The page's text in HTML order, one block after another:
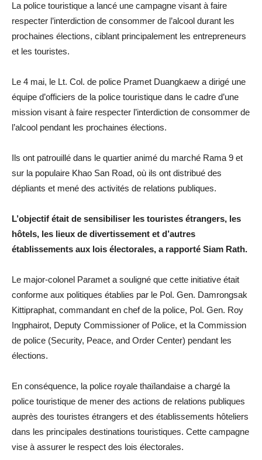
La police touristique a lancé une campagne visant à faire
respecter l’interdiction de consommer de l’alcool durant les
prochaines élections, ciblant principalement les entrepreneurs
et les touristes.
Le 4 mai, le Lt. Col. de police Pramet Duangkaew a dirigé une
équipe d’officiers de la police touristique dans le cadre d’une
mission visant à faire respecter l’interdiction de consommer de
l’alcool pendant les prochaines élections.
Ils ont patrouillé dans le quartier animé du marché Rama 9 et
sur la populaire Khao San Road, où ils ont distribué des
dépliants et mené des activités de relations publiques.
L’objectif était de sensibiliser les touristes étrangers, les
hôtels, les lieux de divertissement et d’autres
établissements aux lois électorales, a rapporté Siam Rath.
Le major-colonel Paramet a souligné que cette initiative était
conforme aux politiques établies par le Pol. Gen. Damrongsak
Kittipraphat, commandant en chef de la police, Pol. Gen. Roy
Ingphairot, Deputy Commissioner of Police, et la Commission
de police (Security, Peace, and Order Center) pendant les
élections.
En conséquence, la police royale thaïlandaise a chargé la
police touristique de mener des actions de relations publiques
auprès des touristes étrangers et des établissements hôteliers
dans les principales destinations touristiques. Cette campagne
vise à assurer le respect des lois électorales.